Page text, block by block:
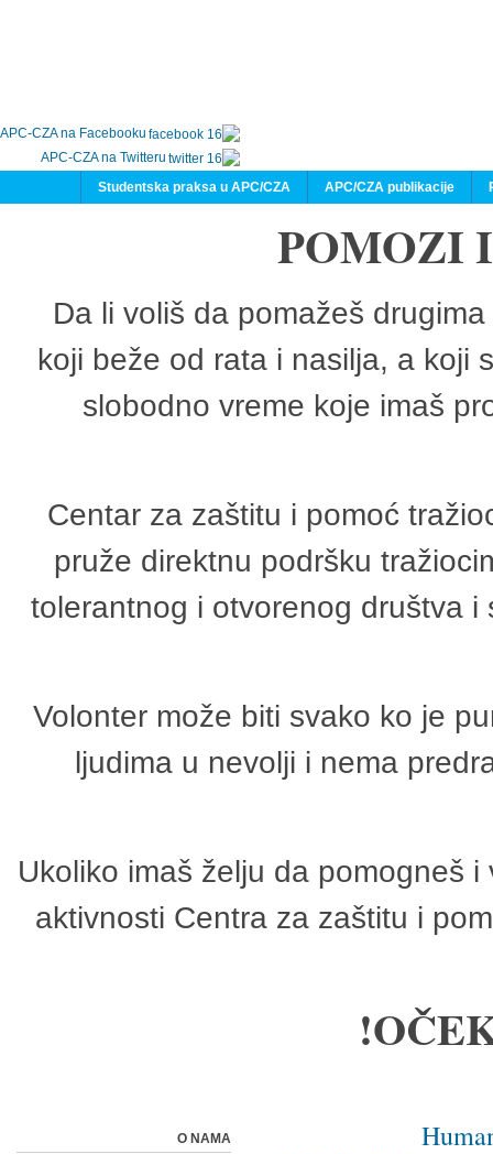
APC-CZA na Facebooku
APC-CZA na Twitteru
APC/CZA publikacije
Studentska praksa u APC/CZA
POMOZI
Da li voliš da pomažeš
koji beže od rata i nasilja, a koji
slobodno vreme koje imaš
Centar za zaštitu i pomoć
pruže direktnu podršku
tolerantnog i otvorenog društva
Volonter može biti svako ko je
ljudima u nevolji i nema
Ukoliko imaš želju da pomogneš
aktivnosti Centra za zaštitu i
O NAMA